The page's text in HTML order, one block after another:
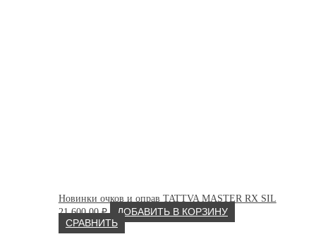
Новинки очков и оправ TATTVA MASTER RX SIL
21 600.00₽
ДОБАВИТЬ В КОРЗИНУ
СРАВНИТЬ